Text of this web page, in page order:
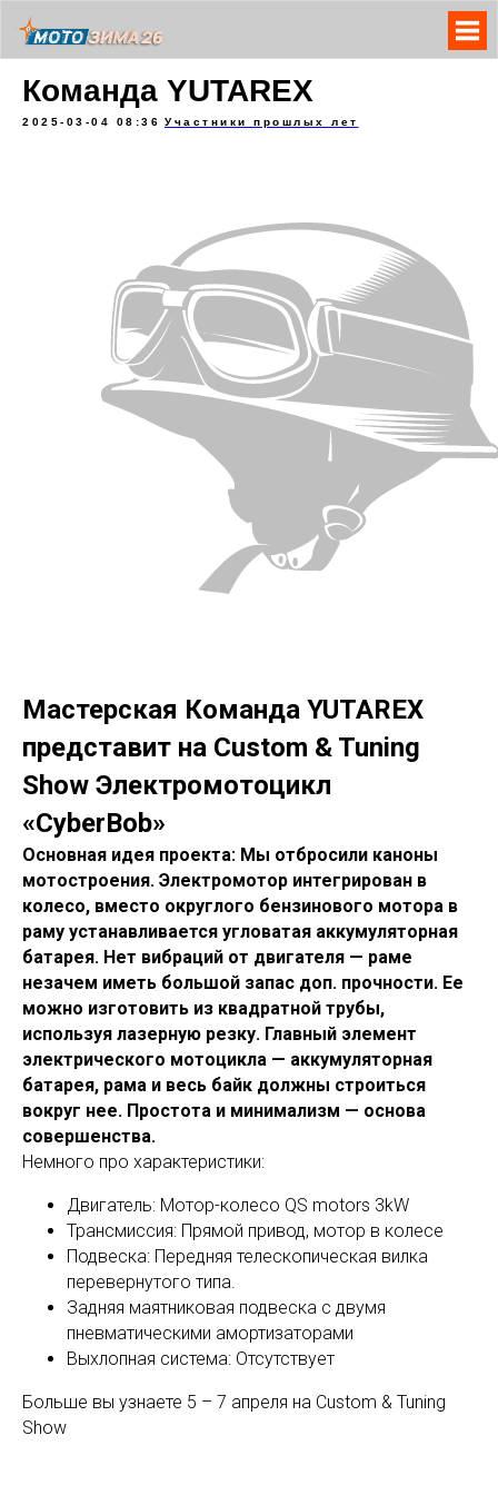
Команда YUTAREX
2025-03-04 08:36 Участники прошлых лет
Мастерская Команда YUTAREX
представит на Custom & Tuning
Show Электромотоцикл
«CyberBob»
Основная идея проекта: Мы отбросили каноны
мотостроения. Электромотор интегрирован в
колесо, вместо округлого бензинового мотора в
раму устанавливается угловатая аккумуляторная
батарея. Нет вибраций от двигателя — раме
незачем иметь большой запас доп. прочности. Ее
можно изготовить из квадратной трубы,
используя лазерную резку. Главный элемент
электрического мотоцикла — аккумуляторная
батарея, рама и весь байк должны строиться
вокруг нее. Простота и минимализм — основа
совершенства.
Немного про характеристики:
Двигатель: Мотор-колесо QS motors 3kW
Трансмиссия: Прямой привод, мотор в колесе
Подвеска: Передняя телескопическая вилка
перевернутого типа.
Задняя маятниковая подвеска с двумя
пневматическими амортизаторами
Выхлопная система: Отсутствует
Больше вы узнаете 5 – 7 апреля на Custom & Tuning
Show